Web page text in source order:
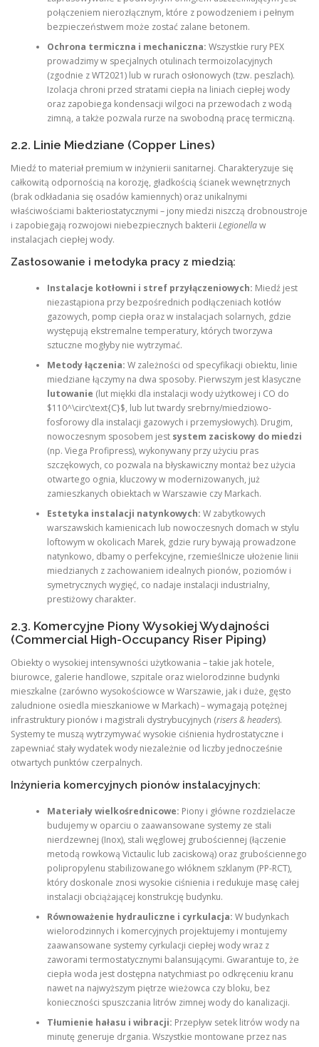
połączeniem nierozłącznym, które z powodzeniem i pełnym
bezpieczeństwem może zostać zalane betonem.
Ochrona termiczna i mechaniczna: Wszystkie rury PEX
prowadzimy w specjalnych otulinach termoizolacyjnych
(zgodnie z WT2021) lub w rurach osłonowych (tzw. peszlach).
Izolacja chroni przed stratami ciepła na liniach ciepłej wody
oraz zapobiega kondensacji wilgoci na przewodach z wodą
zimną, a także pozwala rurze na swobodną pracę termiczną.
2.2. Linie Miedziane (Copper Lines)
Miedź to materiał premium w inżynierii sanitarnej. Charakteryzuje się
całkowitą odpornością na korozję, gładkością ścianek wewnętrznych
(brak odkładania się osadów kamiennych) oraz unikalnymi
właściwościami bakteriostatycznymi – jony miedzi niszczą drobnoustroje
i zapobiegają rozwojowi niebezpiecznych bakterii Legionellaw
instalacjach ciepłej wody.
Zastosowanie i metodyka pracy z miedzią:
Instalacje kotłowni i stref przyłączeniowych: Miedź jest
niezastąpiona przy bezpośrednich podłączeniach kotłów
gazowych, pomp ciepła oraz w instalacjach solarnych, gdzie
występują ekstremalne temperatury, których tworzywa
sztuczne mogłyby nie wytrzymać.
Metody łączenia: W zależności od specyfikacji obiektu, linie
miedziane łączymy na dwa sposoby. Pierwszym jest klasyczne
lutowanie (lut miękki dla instalacji wody użytkowej i CO do
$110^\circ\text{C}$, lub lut twardy srebrny/miedziowo-
fosforowy dla instalacji gazowych i przemysłowych). Drugim,
nowoczesnym sposobem jest system zaciskowy do miedzi
(np. Viega Profipress), wykonywany przy użyciu pras
szczękowych, co pozwala na błyskawiczny montaż bez użycia
otwartego ognia, kluczowy w modernizowanych, już
zamieszkanych obiektach w Warszawie czy Markach.
Estetyka instalacji natynkowych: W zabytkowych
warszawskich kamienicach lub nowoczesnych domach w stylu
loftowym w okolicach Marek, gdzie rury bywają prowadzone
natynkowo, dbamy o perfekcyjne, rzemieślnicze ułożenie linii
miedzianych z zachowaniem idealnych pionów, poziomów i
symetrycznych wygięć, co nadaje instalacji industrialny,
prestiżowy charakter.
2.3. Komercyjne Piony Wysokiej Wydajności
(Commercial High-Occupancy Riser Piping)
Obiekty o wysokiej intensywności użytkowania – takie jak hotele,
biurowce, galerie handlowe, szpitale oraz wielorodzinne budynki
mieszkalne (zarówno wysokościowce w Warszawie, jak i duże, gęsto
zaludnione osiedla mieszkaniowe w Markach) – wymagają potężnej
infrastruktury pionów i magistrali dystrybucyjnych (risers & headers).
Systemy te muszą wytrzymywać wysokie ciśnienia hydrostatyczne i
zapewniać stały wydatek wody niezależnie od liczby jednocześnie
otwartych punktów czerpalnych.
Inżynieria komercyjnych pionów instalacyjnych:
Materiały wielkośrednicowe: Piony i główne rozdzielacze
budujemy w oparciu o zaawansowane systemy ze stali
nierdzewnej (Inox), stali węglowej grubościennej (łączenie
metodą rowkową Victaulic lub zaciskową) oraz grubościennego
polipropylenu stabilizowanego włóknem szklanym (PP-RCT),
który doskonale znosi wysokie ciśnienia i redukuje masę całej
instalacji obciążającej konstrukcję budynku.
Równoważenie hydrauliczne i cyrkulacja: W budynkach
wielorodzinnych i komercyjnych projektujemy i montujemy
zaawansowane systemy cyrkulacji ciepłej wody wraz z
zaworami termostatycznymi balansującymi. Gwarantuje to, że
ciepła woda jest dostępna natychmiast po odkręceniu kranu
nawet na najwyższym piętrze wieżowca czy bloku, bez
konieczności spuszczania litrów zimnej wody do kanalizacji.
Tłumienie hałasu i wibracji: Przepływ setek litrów wody na
minutę generuje drgania. Wszystkie montowane przez nas